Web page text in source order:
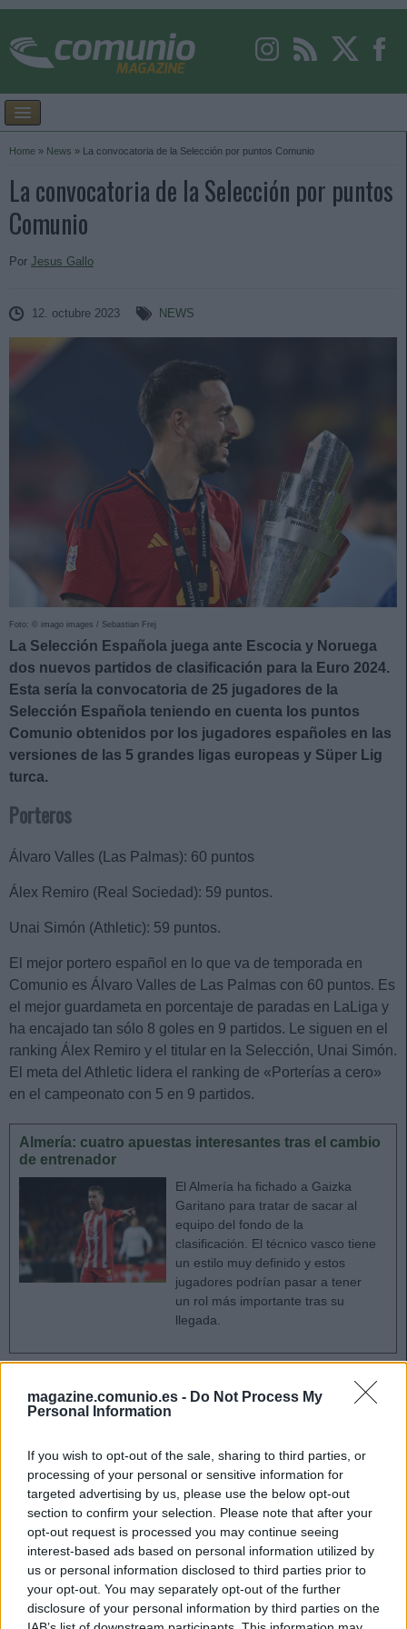
magazine.comunio.es - Do Not Process My
Personal Information
If you wish to opt-out of the sale, sharing to third parties, or
processing of your personal or sensitive information for
targeted advertising by us, please use the below opt-out
section to confirm your selection. Please note that after your
opt-out request is processed you may continue seeing
interest-based ads based on personal information utilized by
us or personal information disclosed to third parties prior to
your opt-out. You may separately opt-out of the further
disclosure of your personal information by third parties on the
Home » News » La convocatoria de la Selección por puntos Comunio
La convocatoria de la Selección por puntos
Comunio
Por Jesus Gallo
12. octubre 2023 NEWS
Foto: © imago images / Sebastian Frej
La Selección Española juega ante Escocia y Noruega
dos nuevos partidos de clasificación para la Euro 2024.
Esta sería la convocatoria de 25 jugadores de la
Selección Española teniendo en cuenta los puntos
Comunio obtenidos por los jugadores españoles en las
versiones de las 5 grandes ligas europeas y Süper Lig
turca.
Porteros
Álvaro Valles (Las Palmas): 60 puntos
Álex Remiro (Real Sociedad): 59 puntos.
Unai Simón (Athletic): 59 puntos.
El mejor portero español en lo que va de temporada en
Comunio es Álvaro Valles de Las Palmas con 60 puntos. Es
el mejor guardameta en porcentaje de paradas en LaLiga y
ha encajado tan sólo 8 goles en 9 partidos. Le siguen en el
ranking Álex Remiro y el titular en la Selección, Unai Simón.
El meta del Athletic lidera el ranking de «Porterías a cero»
en el campeonato con 5 en 9 partidos.
Almería: cuatro apuestas interesantes tras el cambio
de entrenador
El Almería ha fichado a Gaizka
Garitano para tratar de sacar al
equipo del fondo de la
clasificación. El técnico vasco tiene
un estilo muy definido y estos
jugadores podrían pasar a tener
un rol más importante tras su
llegada.
Defensas
Alejandro Grimaldo (Bayer): 54 puntos
Sergi Cardona (Las Palmas): 51
– Laterales derechos:
Mingueza (Celta): 52
Carvajal (Real Madrid): 45